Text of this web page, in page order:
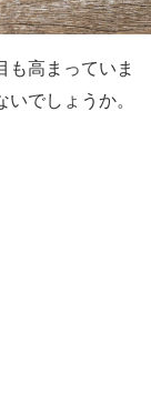
も高まっていま
でしょうか。